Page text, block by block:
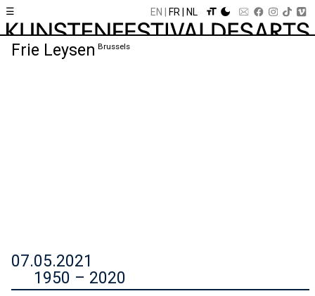
☰ EN FR NL
Frie Leysen Brussels
07.05.2021
1950 – 2020